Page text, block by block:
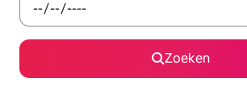
Zoeken